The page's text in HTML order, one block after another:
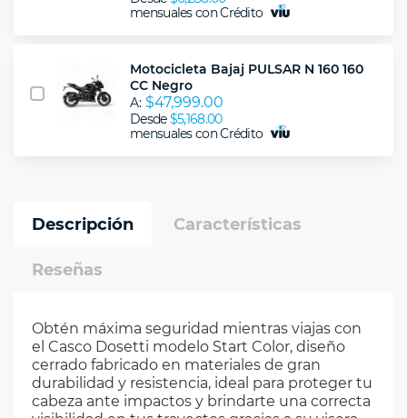
mensuales con Crédito
Motocicleta Bajaj PULSAR N 160 160
CC Negro
A: $47,999.00
Desde$5,168.00
mensuales con Crédito
Descripción Características
Reseñas
Obtén máxima seguridad mientras viajas con
el Casco Dosetti modelo Start Color, diseño
cerrado fabricado en materiales de gran
durabilidad y resistencia, ideal para proteger tu
cabeza ante impactos y brindarte una correcta